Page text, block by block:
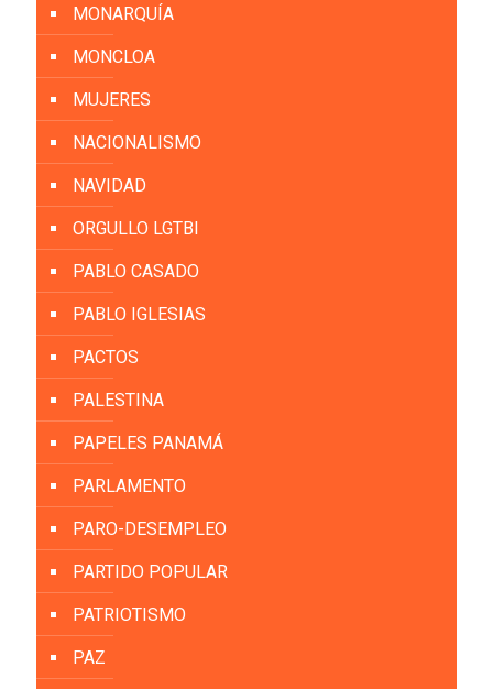
MONARQUÍA
MONCLOA
MUJERES
NACIONALISMO
NAVIDAD
ORGULLO LGTBI
PABLO CASADO
PABLO IGLESIAS
PACTOS
PALESTINA
PAPELES PANAMÁ
PARLAMENTO
PARO-DESEMPLEO
PARTIDO POPULAR
PATRIOTISMO
PAZ